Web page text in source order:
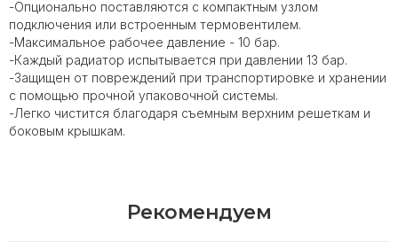
-Опционально поставляются с компактным узлом
подключения или встроенным термовентилем.
-Максимальное рабочее давление - 10 бар.
-Каждый радиатор испытывается при давлении 13 бар.
-Защищен от повреждений при транспортировке и хранении
с помощью прочной упаковочной системы.
-Легко чистится благодаря съемным верхним решеткам и
боковым крышкам.
Рекомендуем